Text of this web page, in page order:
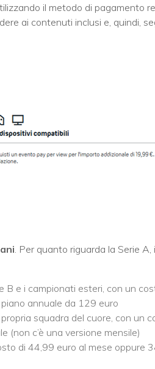
il metodo di pagamento
ai contenuti inclusi e, quindi,
. Per quanto riguarda la Serie
B e i campionati esteri, con un
annuale da 129 euro
squadra del cuore, con un
(non c’è una versione mensile)
di 44,99 euro al mese oppure